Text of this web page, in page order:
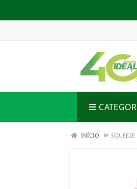
INÍCIO